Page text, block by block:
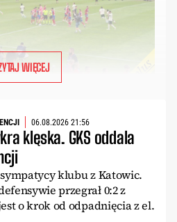
WIĘCEJ
06.08.2026 21:56
klęska. GKS oddala
klubu z Katowic.
przegrał 0:2 z
o krok od odpadnięcia z el.